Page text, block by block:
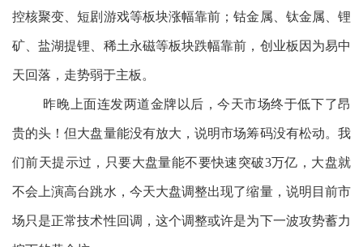
控核聚变、短剧游戏等板块涨幅靠前；钴金属、钛金属、锂
矿、盐湖提锂、稀土永磁等板块跌幅靠前，创业板因为易中
天回落，走势弱于主板。
昨晚上面连发两道金牌以后，今天市场终于低下了昂
贵的头！但大盘量能没有放大，说明市场筹码没有松动。我
们前天提示过，只要大盘量能不要快速突破3万亿，大盘就
不会上演高台跳水，今天大盘调整出现了缩量，说明目前市
场只是正常技术性回调，这个调整或许是为下一波攻势蓄力